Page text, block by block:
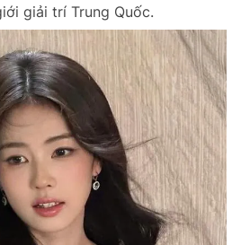
giải trí Trung Quốc.